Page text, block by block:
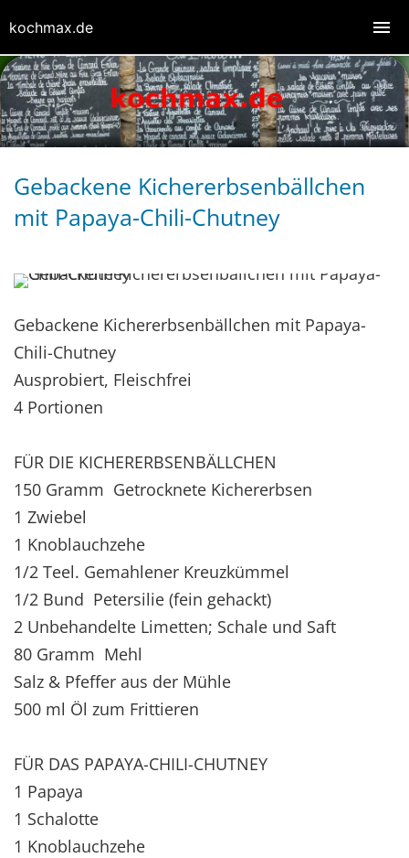
Gebackene Kichererbsenbällchen
mit Papaya-Chili-Chutney
Gebackene Kichererbsenbällchen mit Papaya-
Chili-Chutney
Ausprobiert, Fleischfrei
4 Portionen
FÜR DIE KICHERERBSENBÄLLCHEN
150 Gramm Getrocknete Kichererbsen
1 Zwiebel
1 Knoblauchzehe
1/2 Teel. Gemahlener Kreuzkümmel
1/2 Bund Petersilie (fein gehackt)
2 Unbehandelte Limetten; Schale und Saft
80 Gramm Mehl
Salz & Pfeffer aus der Mühle
500 ml Öl zum Frittieren
FÜR DAS PAPAYA-CHILI-CHUTNEY
1 Papaya
1 Schalotte
1 Knoblauchzehe
kochmax.de